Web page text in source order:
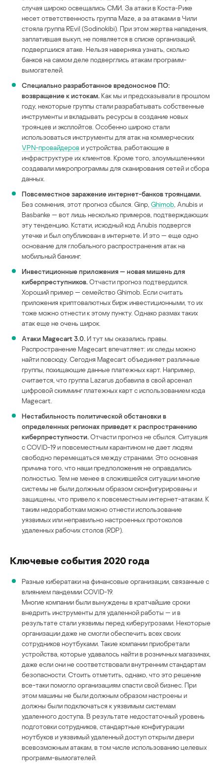
случая широко освещались СМИ. За атаки в Коста-Рике
несет ответственность группа Maze, а за атаками в Чили
стояла группа REvil (Sodinokibi). При этом жертва нападения,
заплатившая выкуп, не появляется в списке организаций,
подвергшихся атаке. Нельзя наверняка узнать, сколько
банков на самом деле подверглись атакам программ-
вымогателей.
Специально разработанное вредоносное ПО:
возвращение к истокам.Как мы и предсказывали в прошлом
году, некоторые группы стали разрабатывать собственные
инструменты и вкладывать ресурсы в создание новых
троянцев и эксплойтов. Особенно широко стали
использоваться инструменты для атак на коммерческих
VPN-провайдерови устройства, работающие в
инфраструктуре их клиентов. Кроме того, злоумышленники
создавали микропрограммы для сканирования сетей и сбора
данных.
Повсеместное заражение интернет-банков троянцами.
Без сомнения, этот прогноз сбылся. Ginp, Ghimob , Anubis и
Basbanke — вот лишь несколько примеров, подтверждающих
эту тенденцию. Кстати, исходный код Anubis подвергся
утечке и был опубликован в интернете. И это — еще одно
основание для глобального распространения атак на
мобильный банкинг.
Инвестиционные приложения — новая мишень для
киберпреступников.Отчасти прогноз подтвердился.
Хороший пример — семейство Ghimob. Если считать
приложения криптовалютных бирж инвестиционными, то их
тоже можно отнести к этому пункту. Однако размах таких
атак еще не очень широк.
Атаки Magecart 3.0.И тут мы оказались правы.
Распространение Magecart впечатляет: их следы можно
найти повсюду. Сегодня Magecart объединяет различные
группы, похищающие данные платежных карт. Например,
считается, что группа Lazarus добавила в свой арсенал
цифровой скимминг платежных карт с использованием кода
Magecart.
Нестабильность политической обстановки в
определенных регионах приведет к распространению
киберпреступности.Отчасти прогноз не сбылся. Ситуация
с COVID-19 и повсеместным карантином не дает людям
свободно перемещаться между странами. Это основная
причина того, что наши предположения не оправдались
полностью. Тем не менее в сложившейся ситуации многие
системы не были должным образом сконфигурированы и
защищены, что привело к повсеместным интернет-атакам. К
таким недоработкам можно отнести использование
уязвимых или неправильно настроенных протоколов
удаленных рабочих столов (RDP).
Ключевые события 2020 года
Разные кибератаки на финансовые организации, связанные с
влиянием пандемии COVID-19.
Многие компании были вынуждены в кратчайшие сроки
внедрить инструменты для удаленной работы — и в
результате стали уязвимы перед киберугрозами. Некоторые
организации даже не смогли обеспечить всех своих
сотрудников ноутбуками. Такие компании приобретали
устройства, которые удавалось найти в розничных магазинах,
даже если они не соответствовали внутренним стандартам
безопасности. Стоить отметить, однако, что это решение
все-таки помогло организациям спасти свой бизнес. При
этом машины не были должным образом настроены и
должны были подключаться к уязвимым системам
удаленного доступа. В результате недостаточный уровень
подготовки сотрудников, стандартные конфигурации
ноутбуков и уязвимый удаленный доступ открыли двери
всевозможным атакам, в том числе использованию целевых
программ-вымогателей.